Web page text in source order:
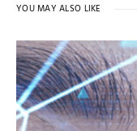
YOU MAY ALSO LIKE